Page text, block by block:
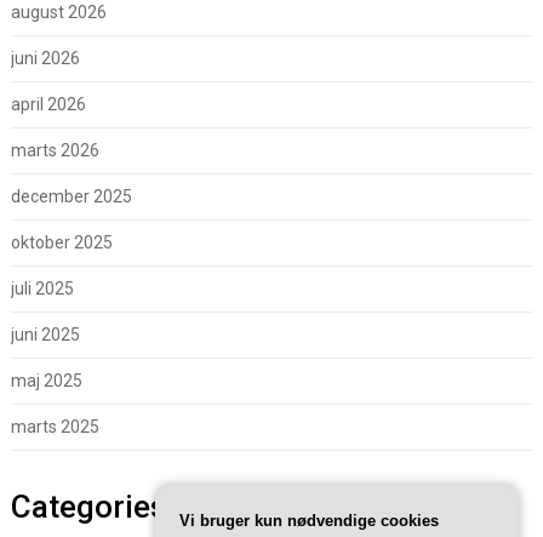
august 2026
juni 2026
april 2026
marts 2026
december 2025
oktober 2025
juli 2025
juni 2025
maj 2025
marts 2025
Categories Vi bruger kun nødvendige cookies